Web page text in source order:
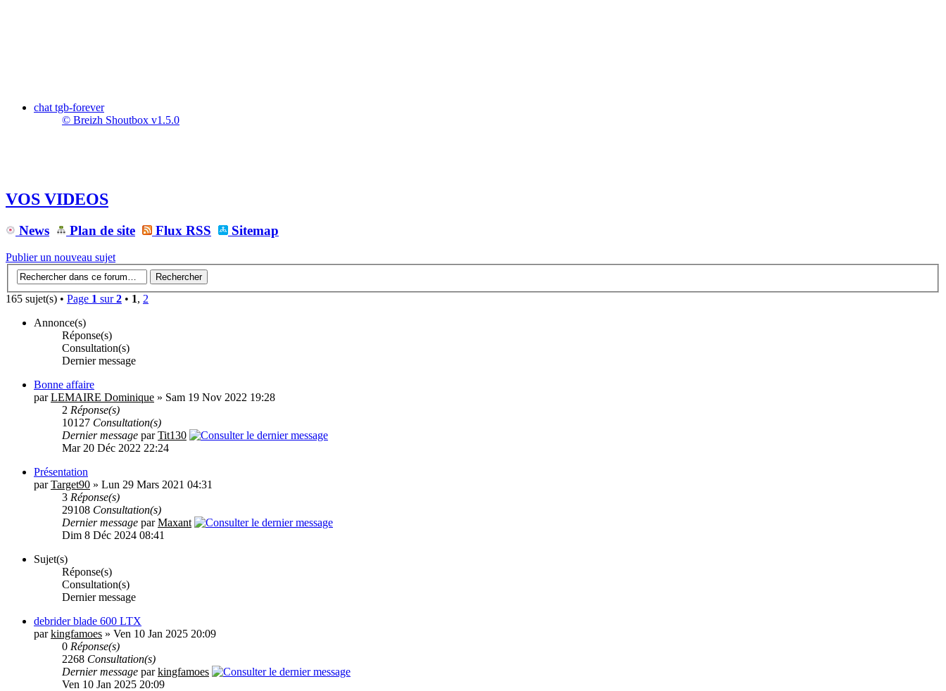
chat tgb-forever
© Breizh Shoutbox v1.5.0
VOS VIDEOS
News Plan de site Flux RSS Sitemap
Publier un nouveau sujet
165 sujet(s) • Page 1 sur2 • 1, 2
Annonce(s)
Réponse(s)
Consultation(s)
Dernier message
Bonne affaire
parLEMAIRE Dominique » Sam 19 Nov 2022 19:28
2 Réponse(s)
10127 Consultation(s)
Dernier message parTit130
Mar 20 Déc 2022 22:24
Présentation
parTarget90 » Lun 29 Mars 2021 04:31
3 Réponse(s)
29108 Consultation(s)
Dernier message parMaxant
Dim 8 Déc 2024 08:41
Sujet(s)
Réponse(s)
Consultation(s)
Dernier message
debrider blade 600 LTX
parkingfamoes » Ven 10 Jan 2025 20:09
0 Réponse(s)
2268 Consultation(s)
Dernier message parkingfamoes
Ven 10 Jan 2025 20:09